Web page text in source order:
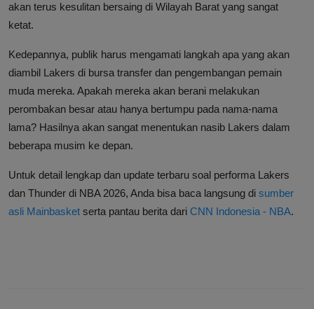
akan terus kesulitan bersaing di Wilayah Barat yang sangat
ketat.
Kedepannya, publik harus mengamati langkah apa yang akan
diambil Lakers di bursa transfer dan pengembangan pemain
muda mereka. Apakah mereka akan berani melakukan
perombakan besar atau hanya bertumpu pada nama-nama
lama? Hasilnya akan sangat menentukan nasib Lakers dalam
beberapa musim ke depan.
Untuk detail lengkap dan update terbaru soal performa Lakers
dan Thunder di NBA 2026, Anda bisa baca langsung di sumber
asli Mainbasket serta pantau berita dari CNN Indonesia - NBA.